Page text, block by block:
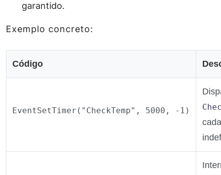
garantido.
Exemplo concreto:
Código
EventSetTimer("CheckTemp", 5000, -1)